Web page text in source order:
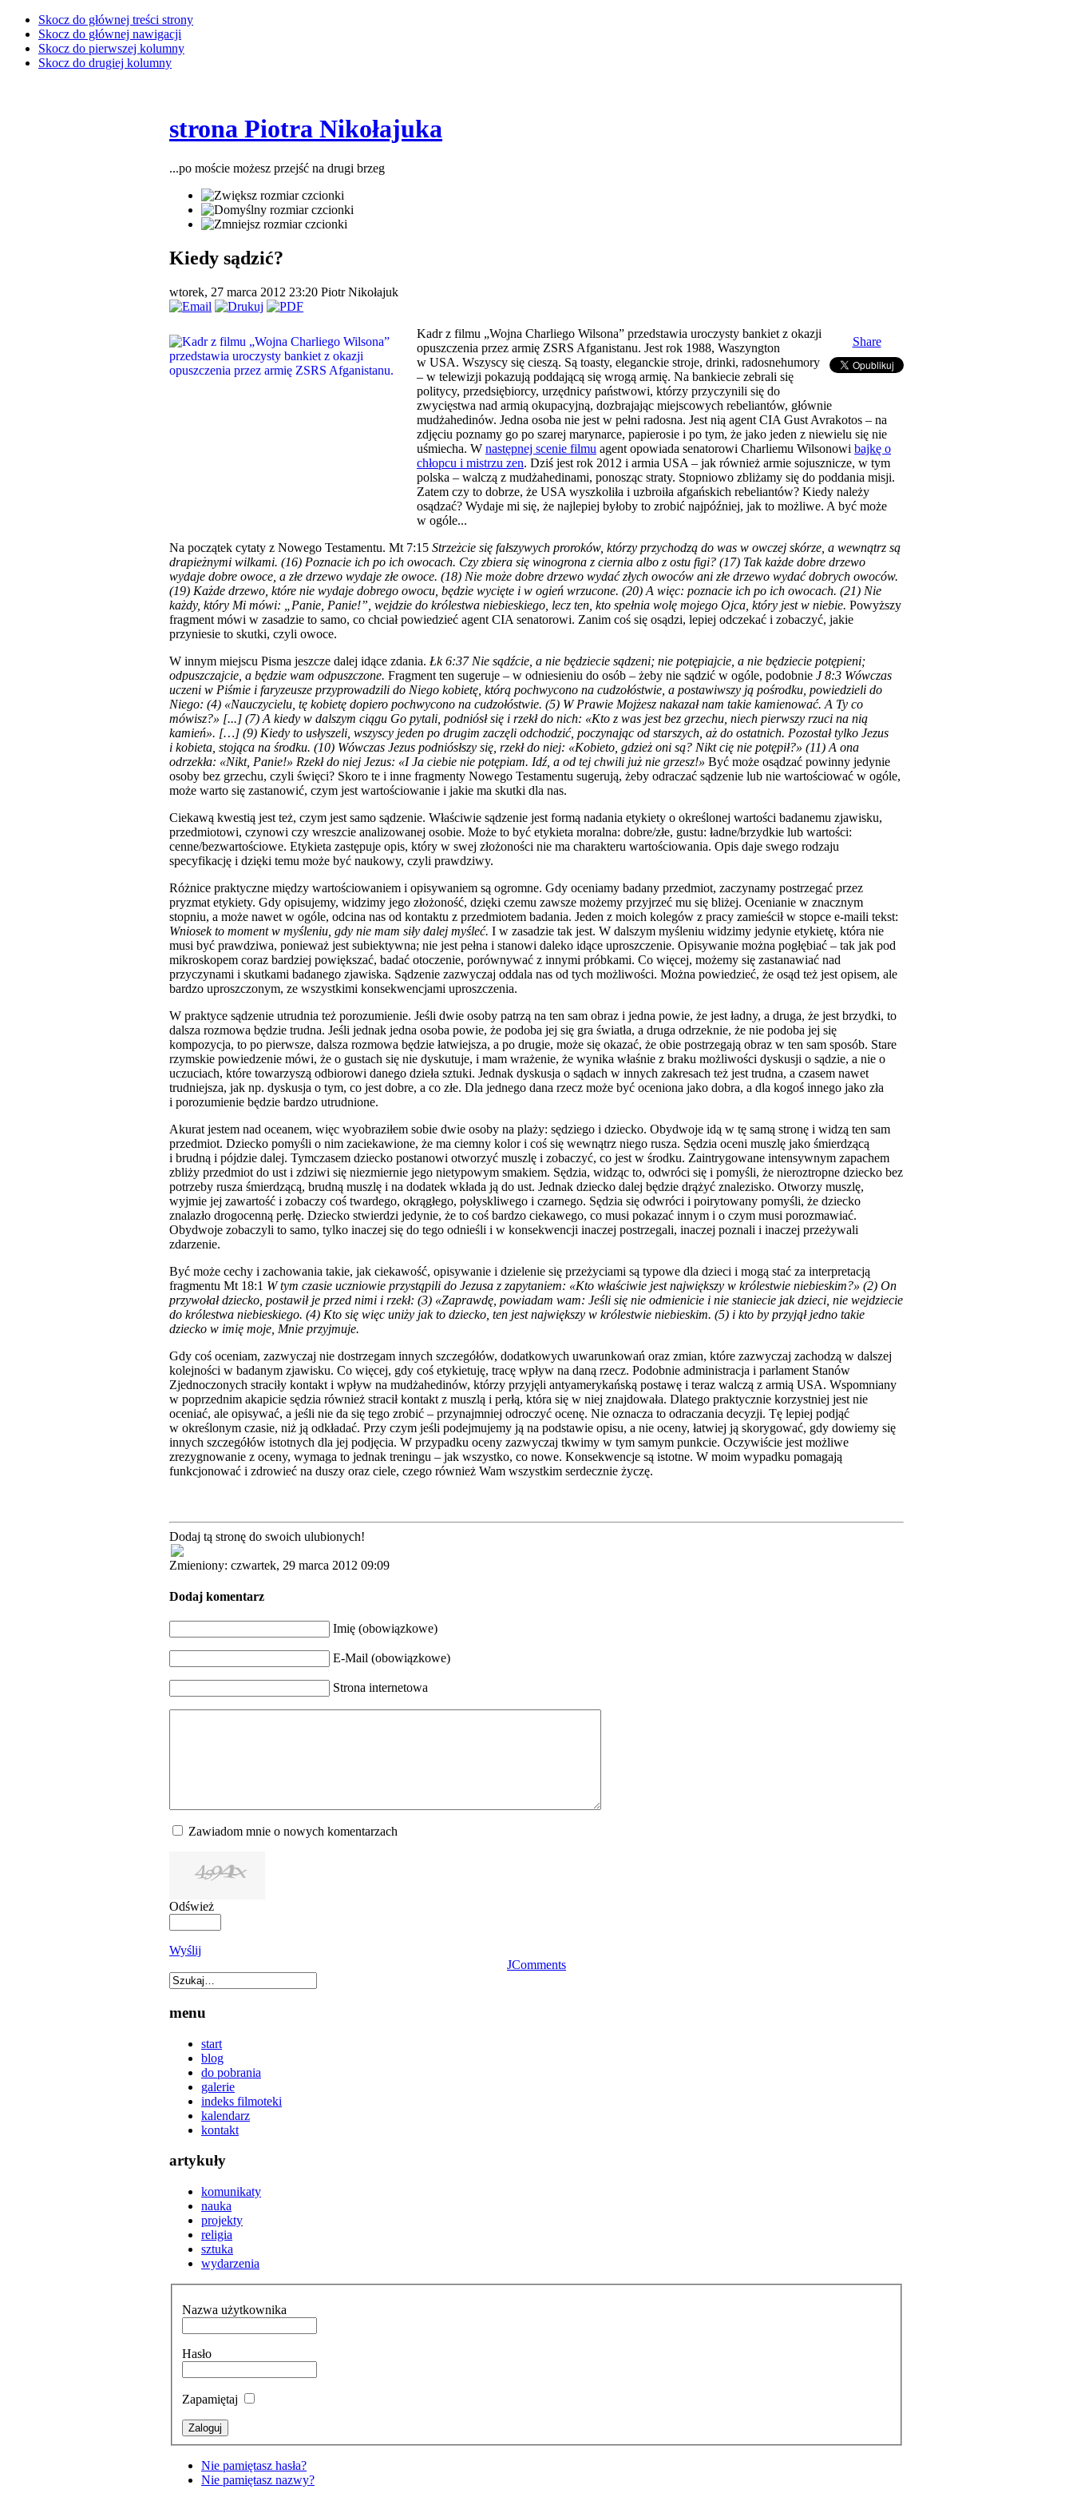
Skocz do głównej treści strony
Skocz do głównej nawigacji
Skocz do pierwszej kolumny
Skocz do drugiej kolumny
strona Piotra Nikołajuka
...po moście możesz przejść na drugi brzeg
Kiedy sądzić?
wtorek, 27 marca 2012 23:20 Piotr Nikołajuk
Share
Kadr z filmu „Wojna Charliego Wilsona” przedstawia uroczysty bankiet z okazji
opuszczenia przez armię ZSRS Afganistanu. Jest rok 1988, Waszyngton
w USA. Wszyscy się cieszą. Są toasty, eleganckie stroje, drinki, radosnehumory
– w telewizji pokazują poddającą się wrogą armię. Na bankiecie zebrali się
politycy, przedsiębiorcy, urzędnicy państwowi, którzy przyczynili się do
zwycięstwa nad armią okupacyjną, dozbrajając miejscowych rebeliantów, głównie
mudżahedinów. Jedna osoba nie jest w pełni radosna. Jest nią agent CIA Gust Avrakotos – na
zdjęciu poznamy go po szarej marynarce, papierosie i po tym, że jako jeden z niewielu się nie
uśmiecha. W następnej scenie filmu agent opowiada senatorowi Charliemu Wilsonowi bajkę o
chłopcu i mistrzu zen. Dziś jest rok 2012 i armia USA – jak również armie sojusznicze, w tym
polska – walczą z mudżahedinami, ponosząc straty. Stopniowo zbliżamy się do poddania misji.
Zatem czy to dobrze, że USA wyszkoliła i uzbroiła afgańskich rebeliantów? Kiedy należy
osądzać? Wydaje mi się, że najlepiej byłoby to zrobić najpóźniej, jak to możliwe. A być może
w ogóle...
Na początek cytaty z Nowego Testamentu. Mt 7:15 Strzeżcie się fałszywych proroków, którzy przychodzą do was w owczej skórze, a wewnątrz są
drapieżnymi wilkami. (16) Poznacie ich po ich owocach. Czy zbiera się winogrona z ciernia albo z ostu figi? (17) Tak każde dobre drzewo
wydaje dobre owoce, a złe drzewo wydaje złe owoce. (18) Nie może dobre drzewo wydać złych owoców ani złe drzewo wydać dobrych owoców.
(19) Każde drzewo, które nie wydaje dobrego owocu, będzie wycięte i w ogień wrzucone. (20) A więc: poznacie ich po ich owocach. (21) Nie
każdy, który Mi mówi: „Panie, Panie!”, wejdzie do królestwa niebieskiego, lecz ten, kto spełnia wolę mojego Ojca, który jest w niebie. Powyższy
fragment mówi w zasadzie to samo, co chciał powiedzieć agent CIA senatorowi. Zanim coś się osądzi, lepiej odczekać i zobaczyć, jakie
przyniesie to skutki, czyli owoce.
W innym miejscu Pisma jeszcze dalej idące zdania. Łk 6:37 Nie sądźcie, a nie będziecie sądzeni; nie potępiajcie, a nie będziecie potępieni;
odpuszczajcie, a będzie wam odpuszczone. Fragment ten sugeruje – w odniesieniu do osób – żeby nie sądzić w ogóle, podobnie J 8:3 Wówczas
uczeni w Piśmie i faryzeusze przyprowadzili do Niego kobietę, którą pochwycono na cudzołóstwie, a postawiwszy ją pośrodku, powiedzieli do
Niego: (4) «Nauczycielu, tę kobietę dopiero pochwycono na cudzołóstwie. (5) W Prawie Mojżesz nakazał nam takie kamienować. A Ty co
mówisz?» [...] (7) A kiedy w dalszym ciągu Go pytali, podniósł się i rzekł do nich: «Kto z was jest bez grzechu, niech pierwszy rzuci na nią
kamień». […] (9) Kiedy to usłyszeli, wszyscy jeden po drugim zaczęli odchodzić, poczynając od starszych, aż do ostatnich. Pozostał tylko Jezus
i kobieta, stojąca na środku. (10) Wówczas Jezus podniósłszy się, rzekł do niej: «Kobieto, gdzież oni są? Nikt cię nie potępił?» (11) A ona
odrzekła: «Nikt, Panie!» Rzekł do niej Jezus: «I Ja ciebie nie potępiam. Idź, a od tej chwili już nie grzesz!» Być może osądzać powinny jedynie
osoby bez grzechu, czyli święci? Skoro te i inne fragmenty Nowego Testamentu sugerują, żeby odraczać sądzenie lub nie wartościować w ogóle,
może warto się zastanowić, czym jest wartościowanie i jakie ma skutki dla nas.
Ciekawą kwestią jest też, czym jest samo sądzenie. Właściwie sądzenie jest formą nadania etykiety o określonej wartości badanemu zjawisku,
przedmiotowi, czynowi czy wreszcie analizowanej osobie. Może to być etykieta moralna: dobre/złe, gustu: ładne/brzydkie lub wartości:
cenne/bezwartościowe. Etykieta zastępuje opis, który w swej złożoności nie ma charakteru wartościowania. Opis daje swego rodzaju
specyfikację i dzięki temu może być naukowy, czyli prawdziwy.
Różnice praktyczne między wartościowaniem i opisywaniem są ogromne. Gdy oceniamy badany przedmiot, zaczynamy postrzegać przez
pryzmat etykiety. Gdy opisujemy, widzimy jego złożoność, dzięki czemu zawsze możemy przyjrzeć mu się bliżej. Ocenianie w znacznym
stopniu, a może nawet w ogóle, odcina nas od kontaktu z przedmiotem badania. Jeden z moich kolegów z pracy zamieścił w stopce e-maili tekst:
Wniosek to moment w myśleniu, gdy nie mam siły dalej myśleć. I w zasadzie tak jest. W dalszym myśleniu widzimy jedynie etykietę, która nie
musi być prawdziwa, ponieważ jest subiektywna; nie jest pełna i stanowi daleko idące uproszczenie. Opisywanie można pogłębiać – tak jak pod
mikroskopem coraz bardziej powiększać, badać otoczenie, porównywać z innymi próbkami. Co więcej, możemy się zastanawiać nad
przyczynami i skutkami badanego zjawiska. Sądzenie zazwyczaj oddala nas od tych możliwości. Można powiedzieć, że osąd też jest opisem, ale
bardzo uproszczonym, ze wszystkimi konsekwencjami uproszczenia.
W praktyce sądzenie utrudnia też porozumienie. Jeśli dwie osoby patrzą na ten sam obraz i jedna powie, że jest ładny, a druga, że jest brzydki, to
dalsza rozmowa będzie trudna. Jeśli jednak jedna osoba powie, że podoba jej się gra światła, a druga odrzeknie, że nie podoba jej się
kompozycja, to po pierwsze, dalsza rozmowa będzie łatwiejsza, a po drugie, może się okazać, że obie postrzegają obraz w ten sam sposób. Stare
rzymskie powiedzenie mówi, że o gustach się nie dyskutuje, i mam wrażenie, że wynika właśnie z braku możliwości dyskusji o sądzie, a nie o
uczuciach, które towarzyszą odbiorowi danego dzieła sztuki. Jednak dyskusja o sądach w innych zakresach też jest trudna, a czasem nawet
trudniejsza, jak np. dyskusja o tym, co jest dobre, a co złe. Dla jednego dana rzecz może być oceniona jako dobra, a dla kogoś innego jako zła
i porozumienie będzie bardzo utrudnione.
Akurat jestem nad oceanem, więc wyobraziłem sobie dwie osoby na plaży: sędziego i dziecko. Obydwoje idą w tę samą stronę i widzą ten sam
przedmiot. Dziecko pomyśli o nim zaciekawione, że ma ciemny kolor i coś się wewnątrz niego rusza. Sędzia oceni muszlę jako śmierdzącą
i brudną i pójdzie dalej. Tymczasem dziecko postanowi otworzyć muszlę i zobaczyć, co jest w środku. Zaintrygowane intensywnym zapachem
zbliży przedmiot do ust i zdziwi się niezmiernie jego nietypowym smakiem. Sędzia, widząc to, odwróci się i pomyśli, że nieroztropne dziecko bez
potrzeby rusza śmierdzącą, brudną muszlę i na dodatek wkłada ją do ust. Jednak dziecko dalej będzie drążyć znalezisko. Otworzy muszlę,
wyjmie jej zawartość i zobaczy coś twardego, okrągłego, połyskliwego i czarnego. Sędzia się odwróci i poirytowany pomyśli, że dziecko
znalazło drogocenną perłę. Dziecko stwierdzi jedynie, że to coś bardzo ciekawego, co musi pokazać innym i o czym musi porozmawiać.
Obydwoje zobaczyli to samo, tylko inaczej się do tego odnieśli i w konsekwencji inaczej postrzegali, inaczej poznali i inaczej przeżywali
zdarzenie.
Być może cechy i zachowania takie, jak ciekawość, opisywanie i dzielenie się przeżyciami są typowe dla dzieci i mogą stać za interpretacją
fragmentu Mt 18:1 W tym czasie uczniowie przystąpili do Jezusa z zapytaniem: «Kto właściwie jest największy w królestwie niebieskim?» (2) On
przywołał dziecko, postawił je przed nimi i rzekł: (3) «Zaprawdę, powiadam wam: Jeśli się nie odmienicie i nie staniecie jak dzieci, nie wejdziecie
do królestwa niebieskiego. (4) Kto się więc uniży jak to dziecko, ten jest największy w królestwie niebieskim. (5) i kto by przyjął jedno takie
dziecko w imię moje, Mnie przyjmuje.
Gdy coś oceniam, zazwyczaj nie dostrzegam innych szczegółów, dodatkowych uwarunkowań oraz zmian, które zazwyczaj zachodzą w dalszej
kolejności w badanym zjawisku. Co więcej, gdy coś etykietuję, tracę wpływ na daną rzecz. Podobnie administracja i parlament Stanów
Zjednoczonych straciły kontakt i wpływ na mudżahedinów, którzy przyjęli antyamerykańską postawę i teraz walczą z armią USA. Wspomniany
w poprzednim akapicie sędzia również stracił kontakt z muszlą i perłą, która się w niej znajdowała. Dlatego praktycznie korzystniej jest nie
oceniać, ale opisywać, a jeśli nie da się tego zrobić – przynajmniej odroczyć ocenę. Nie oznacza to odraczania decyzji. Tę lepiej podjąć
w określonym czasie, niż ją odkładać. Przy czym jeśli podejmujemy ją na podstawie opisu, a nie oceny, łatwiej ją skorygować, gdy dowiemy się
innych szczegółów istotnych dla jej podjęcia. W przypadku oceny zazwyczaj tkwimy w tym samym punkcie. Oczywiście jest możliwe
zrezygnowanie z oceny, wymaga to jednak treningu – jak wszystko, co nowe. Konsekwencje są istotne. W moim wypadku pomagają
funkcjonować i zdrowieć na duszy oraz ciele, czego również Wam wszystkim serdecznie życzę.
Dodaj tą stronę do swoich ulubionych!
Zmieniony: czwartek, 29 marca 2012 09:09
Dodaj komentarz
Imię (obowiązkowe)
E-Mail (obowiązkowe)
Strona internetowa
Zawiadom mnie o nowych komentarzach
Odśwież
Wyślij
JComments
menu
start
blog
do pobrania
galerie
indeks filmoteki
kalendarz
kontakt
artykuły
komunikaty
nauka
projekty
religia
sztuka
wydarzenia
Nazwa użytkownika
Hasło
Zapamiętaj
Nie pamiętasz hasła?
Nie pamiętasz nazwy?